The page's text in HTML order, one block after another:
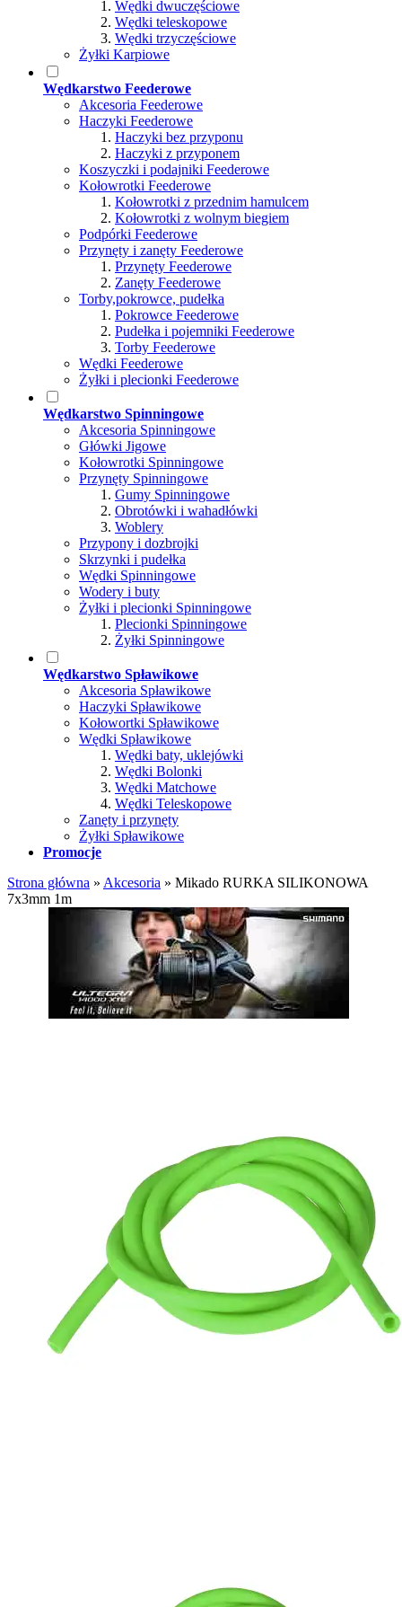
Wędki dwuczęściowe
Wędki teleskopowe
Wędki trzyczęściowe
Żyłki Karpiowe
Wędkarstwo Feederowe
Akcesoria Feederowe
Haczyki Feederowe
Haczyki bez przyponu
Haczyki z przyponem
Koszyczki i podajniki Feederowe
Kołowrotki Feederowe
Kołowrotki z przednim hamulcem
Kołowrotki z wolnym biegiem
Podpórki Feederowe
Przynęty i zanęty Feederowe
Przynęty Feederowe
Zanęty Feederowe
Torby,pokrowce, pudełka
Pokrowce Feederowe
Pudełka i pojemniki Feederowe
Torby Feederowe
Wędki Feederowe
Żyłki i plecionki Feederowe
Wędkarstwo Spinningowe
Akcesoria Spinningowe
Główki Jigowe
Kołowrotki Spinningowe
Przynęty Spinningowe
Gumy Spinningowe
Obrotówki i wahadłówki
Woblery
Przypony i dozbrojki
Skrzynki i pudełka
Wędki Spinningowe
Wodery i buty
Żyłki i plecionki Spinningowe
Plecionki Spinningowe
Żyłki Spinningowe
Wędkarstwo Spławikowe
Akcesoria Spławikowe
Haczyki Spławikowe
Kołowortki Spławikowe
Wędki Spławikowe
Wędki baty, uklejówki
Wędki Bolonki
Wędki Matchowe
Wędki Teleskopowe
Zanęty i przynęty
Żyłki Spławikowe
Promocje
Strona główna » Akcesoria » Mikado RURKA SILIKONOWA
7x3mm 1m